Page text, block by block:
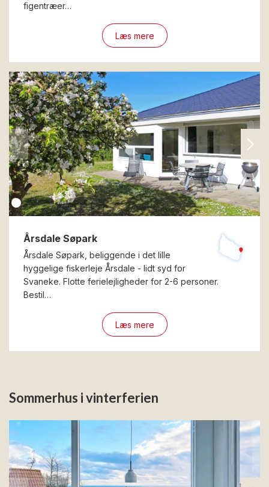
figentræer…
Læs mere
Årsdale Søpark
Årsdale Søpark, beliggende i det lille
hyggelige fiskerleje Årsdale - lidt syd for
Svaneke. Flotte ferielejligheder for 2-6 personer.
Bestil…
Læs mere
Sommerhus i vinterferien